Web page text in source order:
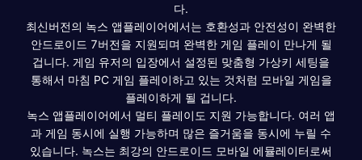
다.
최신버전의 녹스 앱플레이어에서는 호환성과 안전성이 완벽한
안드로이드 7버전을 지원되며 완벽한 게임 플레이 만나게 될
겁니다. 게임 유저의 입장에서 설정된 맞춤형 가상키 세팅을
통해서 마침 PC 게임 플레이하고 있는 것처럼 모바일 게임을
플레이하게 될 겁니다.
녹스 앱플레이어에서 멀티 플레이도 지원 가능합니다. 여러 앱
과 게임 동시에 실행 가능하며 많은 즐거움을 동시에 누릴 수
있습니다. 녹스는 최강의 안드로이드 모바일 에뮬레이터로써